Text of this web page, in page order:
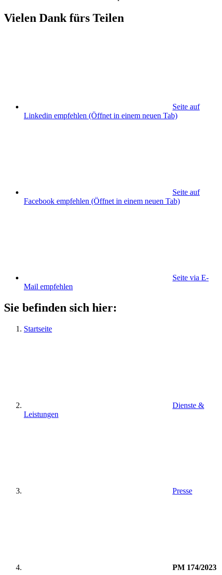
Vielen Dank fürs Teilen
Seite auf
Linkedin empfehlen (Öffnet in einem neuen Tab)
Seite auf
Facebook empfehlen (Öffnet in einem neuen Tab)
Seite via E-
Mail empfehlen
Sie befinden sich hier:
Startseite
Dienste &
Leistungen
Presse
PM 174/2023